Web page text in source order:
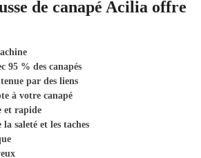
de canapé Acilia offre
95 % des canapés
par des liens
à votre canapé
et rapide
saleté et les taches